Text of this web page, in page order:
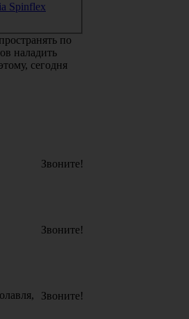
Spinflex
по
наладить
сегодня
Звоните!
Звоните!
Звоните!